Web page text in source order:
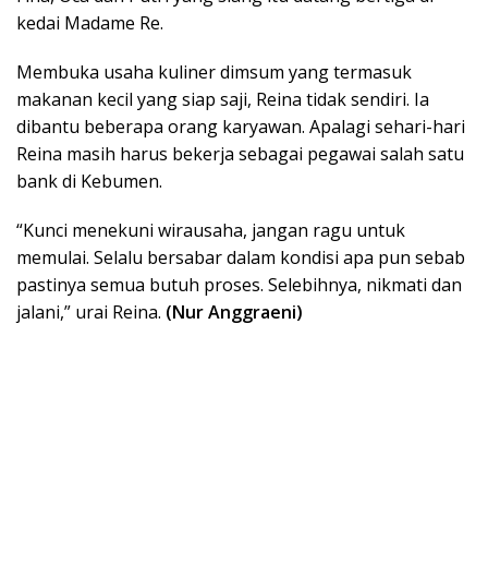
kedai Madame Re.
Membuka usaha kuliner dimsum yang termasuk
makanan kecil yang siap saji, Reina tidak sendiri. Ia
dibantu beberapa orang karyawan. Apalagi sehari-hari
Reina masih harus bekerja sebagai pegawai salah satu
bank di Kebumen.
“Kunci menekuni wirausaha, jangan ragu untuk
memulai. Selalu bersabar dalam kondisi apa pun sebab
pastinya semua butuh proses. Selebihnya, nikmati dan
jalani,” urai Reina. (Nur Anggraeni)